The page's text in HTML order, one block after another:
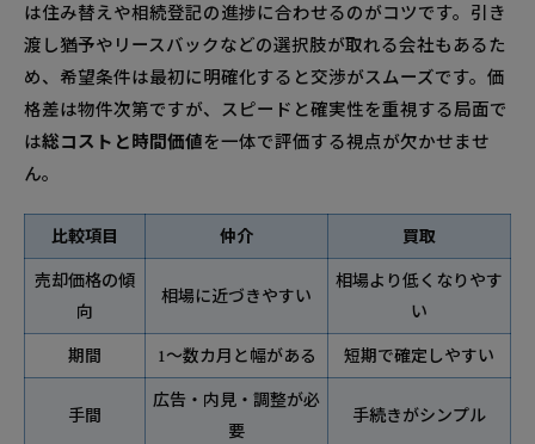
は住み替えや相続登記の進捗に合わせるのがコツです。引き
渡し猶予やリースバックなどの選択肢が取れる会社もあるた
め、希望条件は最初に明確化すると交渉がスムーズです。価
格差は物件次第ですが、スピードと確実性を重視する局面で
は総コストと時間価値を一体で評価する視点が欠かせませ
ん。
比較項目 仲介 買取
売却価格の傾
向
相場に近づきやすい
相場より低くなりやす
い
期間 1～数カ月と幅がある 短期で確定しやすい
手間
広告・内見・調整が必
要
手続きがシンプル